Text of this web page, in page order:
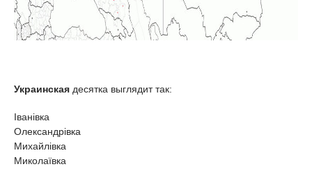
Украинская десятка выглядит так:
Іванівка
Олександрівка
Михайлівка
Миколаївка